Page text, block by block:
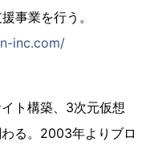
事業を行う。
inc.com/
ト構築、3次元仮想
る。2003年よりブロ